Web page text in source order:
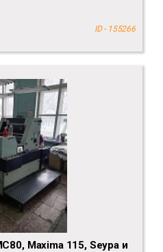
ID - 155266
Maxima 115, Seypa и